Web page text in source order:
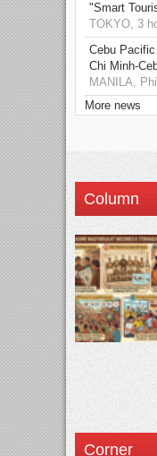
"Smart
TOKYO, 3
Cebu
Chi Minh-
MANILA,
More news
Column
Corner